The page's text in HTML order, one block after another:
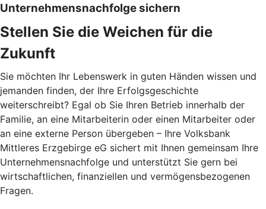
Unternehmensnachfolge sichern
Stellen Sie die Weichen für die
Zukunft
Sie möchten Ihr Lebenswerk in guten Händen wissen und
jemanden finden, der Ihre Erfolgsgeschichte
weiterschreibt? Egal ob Sie Ihren Betrieb innerhalb der
Familie, an eine Mitarbeiterin oder einen Mitarbeiter oder
an eine externe Person übergeben – Ihre Volksbank
Mittleres Erzgebirge eG sichert mit Ihnen gemeinsam Ihre
Unternehmensnachfolge und unterstützt Sie gern bei
wirtschaftlichen, finanziellen und vermögensbezogenen
Fragen.